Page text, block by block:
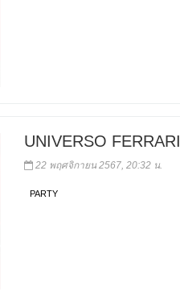
UNIVERSO FERRARI
22 พฤศจิกายน 2567, 20:32 น.
PARTY